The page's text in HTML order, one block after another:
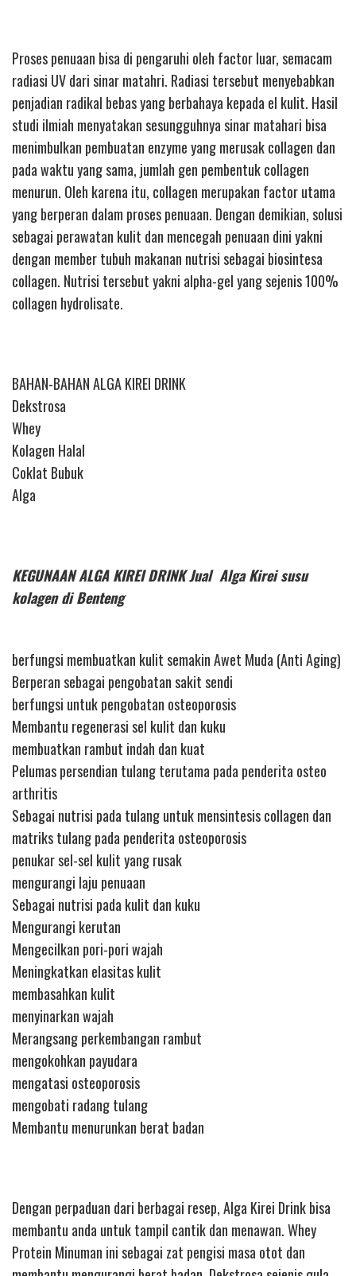
Proses penuaan bisa di pengaruhi oleh factor luar, semacam
radiasi UV dari sinar matahri. Radiasi tersebut menyebabkan
penjadian radikal bebas yang berbahaya kepada el kulit. Hasil
studi ilmiah menyatakan sesungguhnya sinar matahari bisa
menimbulkan pembuatan enzyme yang merusak collagen dan
pada waktu yang sama, jumlah gen pembentuk collagen
menurun. Oleh karena itu, collagen merupakan factor utama
yang berperan dalam proses penuaan. Dengan demikian, solusi
sebagai perawatan kulit dan mencegah penuaan dini yakni
dengan member tubuh makanan nutrisi sebagai biosintesa
collagen. Nutrisi tersebut yakni alpha-gel yang sejenis 100%
collagen hydrolisate.
BAHAN-BAHAN ALGA KIREI DRINK
Dekstrosa
Whey
Kolagen Halal
Coklat Bubuk
Alga
KEGUNAAN ALGA KIREI DRINK Jual Alga Kirei susu
kolagen di Benteng
berfungsi membuatkan kulit semakin Awet Muda (Anti Aging)
Berperan sebagai pengobatan sakit sendi
berfungsi untuk pengobatan osteoporosis
Membantu regenerasi sel kulit dan kuku
membuatkan rambut indah dan kuat
Pelumas persendian tulang terutama pada penderita osteo
arthritis
Sebagai nutrisi pada tulang untuk mensintesis collagen dan
matriks tulang pada penderita osteoporosis
penukar sel-sel kulit yang rusak
mengurangi laju penuaan
Sebagai nutrisi pada kulit dan kuku
Mengurangi kerutan
Mengecilkan pori-pori wajah
Meningkatkan elasitas kulit
membasahkan kulit
menyinarkan wajah
Merangsang perkembangan rambut
mengokohkan payudara
mengatasi osteoporosis
mengobati radang tulang
Membantu menurunkan berat badan
Dengan perpaduan dari berbagai resep, Alga Kirei Drink bisa
membantu anda untuk tampil cantik dan menawan. Whey
Protein Minuman ini sebagai zat pengisi masa otot dan